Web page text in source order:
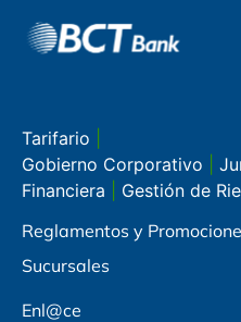
Tarifario
Gobierno Corporativo
Financiera
Gestión de
Reglamentos y
Sucursales
Enl@ce